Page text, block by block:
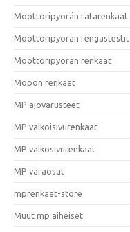
Moottoripyörän ratarenkaat
Moottoripyörän rengastestit
Moottoripyörän renkaat
Mopon renkaat
MP ajovarusteet
MP valkoisivurenkaat
MP valkosivurenkaat
MP varaosat
mprenkaat-store
Muut mp aiheiset